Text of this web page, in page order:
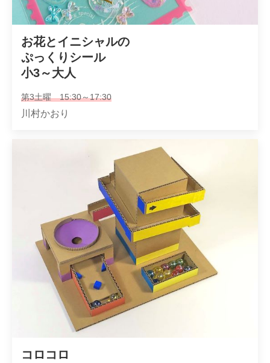
お花とイニシャルの
ぷっくりシール
小3～大人
第3土曜 15:30～17:30
川村かおり
コロコロ